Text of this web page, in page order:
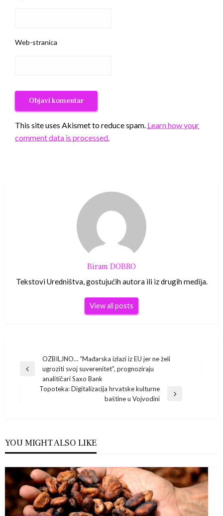
Web-stranica
This site uses Akismet to reduce spam. Learn how your
comment data is processed.
Biram DOBRO
Tekstovi Uredništva, gostujućih autora ili iz drugih medija.
View all posts
Navigacija
objava
Previous
OZBILJNO… “Mađarska izlazi iz EU jer ne želi
ugroziti svoj suverenitet”, prognoziraju
analitičari Saxo Bank
Topoteka: Digitalizacija hrvatske kulturne
baštine u Vojvodini
YOU MIGHT ALSO LIKE